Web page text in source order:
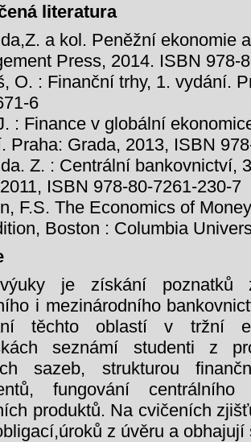
literatura
a kol. Peněžní ekonomie
Press, 2014. ISBN 978-
O. : Finanční trhy, 1. vydání.
6
: Finance v globální
Praha: Grada, 2013, ISBN
Z. : Centrální bankovnictví,
ISBN 978-80-7261-230-7
F.S. The Economics of
Boston : Columbia
je získání poznatků
i mezinárodního
těchto oblastí v tržní
seznámí studenti z
sazeb, strukturou
fungování
produktů. Na cvičeních
z úvěru a